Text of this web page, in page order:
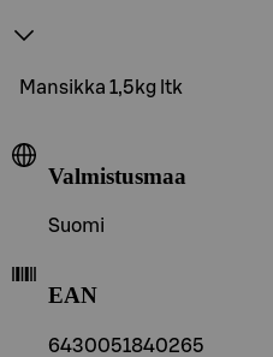
Mansikka 1,5kg ltk
Valmistusmaa
Suomi
EAN
6430051840265